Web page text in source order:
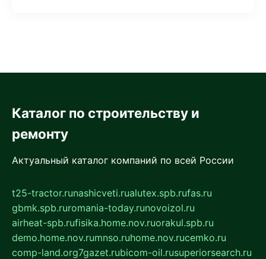
Каталог по строительству и
ремонту
Актуальный каталог компаний по всей России
t25-tractor.runashicveti.rualutex.spb.rufas.ru
gbmk.spb.ruromania-today.runovoizol.ru
airheat-spb.rufisika.home.nov.ruorakul.spb.ru
demo.home.nov.rumnso.ruhome.nov.rucemko.ru
comp-land.org7gazet.rubicom-oil.rusuperiorsearch.ru